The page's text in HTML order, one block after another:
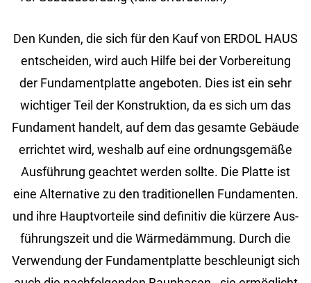
Den Kun­den, die sich für den Kauf von ERDOL HAUS
ent­schei­den, wird auch Hilfe bei der Vor­be­rei­tung
der Fun­da­ment­plat­te an­ge­bo­ten. Dies ist ein sehr
wich­ti­ger Teil der Kon­struk­ti­on, da es sich um das
Fun­da­ment han­delt, auf dem das ge­sam­te Ge­bäu­de
er­rich­tet wird, wes­halb auf eine ord­nungs­ge­mä­ße
Aus­füh­rung ge­ach­tet wer­den soll­te. Die Plat­te ist
eine Al­ter­na­ti­ve zu den tra­di­tio­nel­len Fun­da­men­ten.
und ihre Haupt­vor­tei­le sind de­fi­ni­tiv die kür­ze­re Aus­
füh­rungs­zeit und die Wär­me­däm­mung. Durch die
Ver­wen­dung der Fun­da­ment­plat­te be­schleu­nigt sich